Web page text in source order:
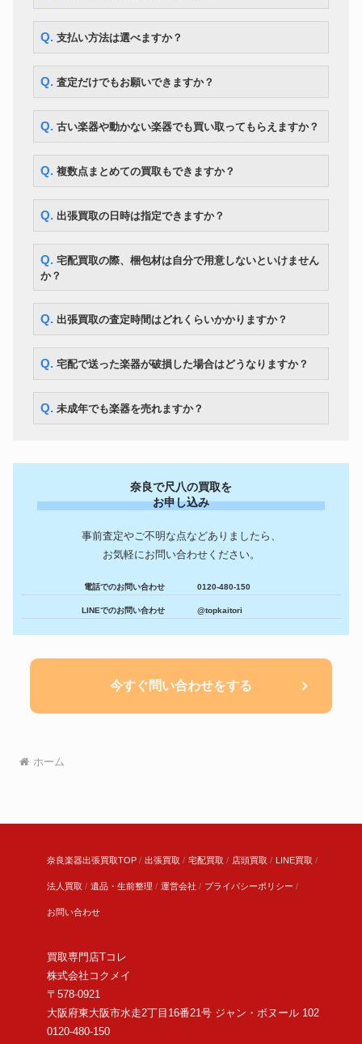
Q. 支払い方法は選べますか？
Q. 査定だけでもお願いできますか？
Q. 古い楽器や動かない楽器でも買い取ってもらえますか？
Q. 複数点まとめての買取もできますか？
Q. 出張買取の日時は指定できますか？
Q. 宅配買取の際、梱包材は自分で用意しないといけません
か？
Q. 出張買取の査定時間はどれくらいかかりますか？
Q. 宅配で送った楽器が破損した場合はどうなりますか？
Q. 未成年でも楽器を売れますか？
奈良で尺八の買取を
お申し込み
事前査定やご不明な点などありましたら、
お気軽にお問い合わせください。
電話でのお問い合わせ 0120-480-150
LINEでのお問い合わせ @topkaitori
今すぐ問い合わせをする
ホーム
奈良楽器出張買取TOP 出張買取 宅配買取 店頭買取 LINE買取
法人買取 遺品・生前整理 運営会社 プライバシーポリシー
お問い合わせ
買取専門店Tコレ
株式会社コクメイ
〒578-0921
大阪府東大阪市水走2丁目16番21号 ジャン・ボヌール 102
0120-480-150